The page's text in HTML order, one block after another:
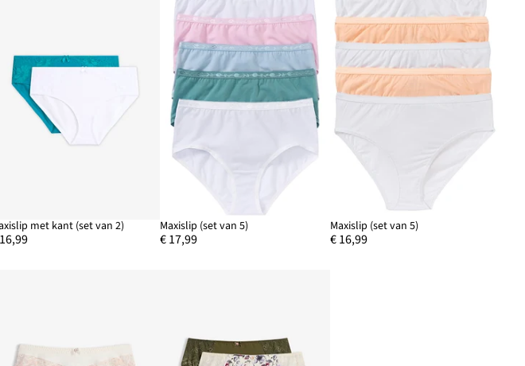
met kant (set van 2) Maxislip (set van 5)
€ 17,99
Maxislip (set van 5)
€ 16,99